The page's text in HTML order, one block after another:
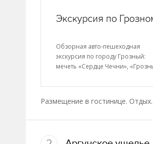
Экскурсия по
Обзорная авто-пешеходная
экскурсия по городу Грозный:
мечеть «Сердце Чечни»,
Размещение в гостинице. Отдых.